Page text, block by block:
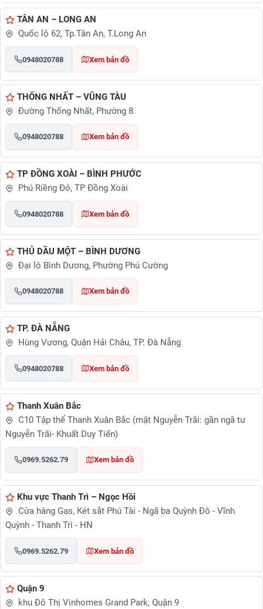
TÂN AN – LONG AN
Quốc lộ 62, Tp.Tân An, T.Long An
0948020788 Xem bản đồ
THỐNG NHẤT – VŨNG TÀU
Đường Thống Nhất, Phường 8
0948020788 Xem bản đồ
TP ĐỒNG XOÀI – BÌNH PHƯỚC
Phú Riềng Đỏ, TP Đồng Xoài
0948020788 Xem bản đồ
THỦ DẦU MỘT – BÌNH DƯƠNG
Đại lộ Bình Dương, Phường Phú Cường
0948020788 Xem bản đồ
TP. ĐÀ NẴNG
Hùng Vương, Quận Hải Châu, TP. Đà Nẵng
0948020788 Xem bản đồ
Thanh Xuân Bắc
C10 Tập thể Thanh Xuân Bắc (mặt Nguyễn Trãi: gần ngã tư
Nguyễn Trãi- Khuất Duy Tiến)
0969.5262.79 Xem bản đồ
Khu vực Thanh Trì – Ngọc Hồi
Cửa hàng Gas, Két sắt Phú Tài - Ngã ba Quỳnh Đô - Vĩnh
Quỳnh - Thanh Trì - HN
0969.5262.79 Xem bản đồ
Quận 9
khu Đô Thị Vinhomes Grand Park, Quận 9